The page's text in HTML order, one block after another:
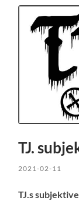
TJ.
2021-02-11
TJ.s